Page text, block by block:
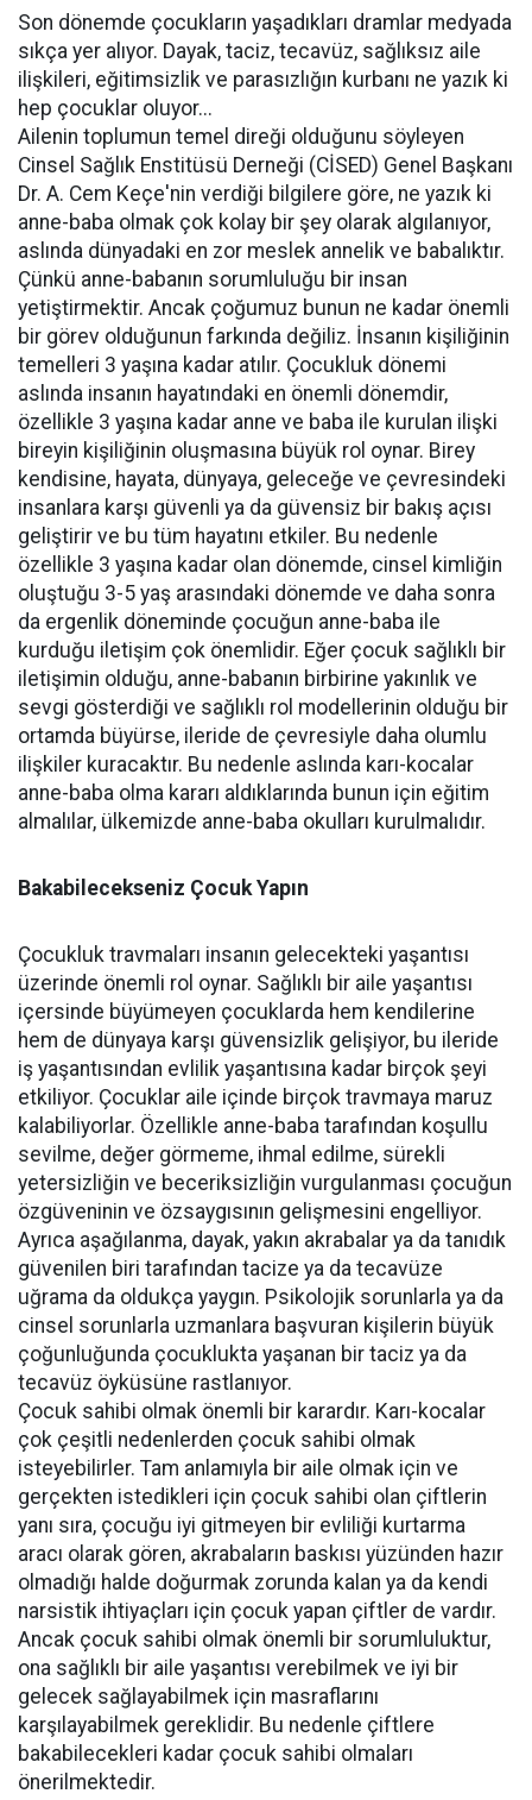
Son dönemde çocukların yaşadıkları dramlar medyada
sıkça yer alıyor. Dayak, taciz, tecavüz, sağlıksız aile
ilişkileri, eğitimsizlik ve parasızlığın kurbanı ne yazık ki
hep çocuklar oluyor...
Ailenin toplumun temel direği olduğunu söyleyen
Cinsel Sağlık Enstitüsü Derneği (CİSED) Genel Başkanı
Dr. A. Cem Keçe'nin verdiği bilgilere göre, ne yazık ki
anne-baba olmak çok kolay bir şey olarak algılanıyor,
aslında dünyadaki en zor meslek annelik ve babalıktır.
Çünkü anne-babanın sorumluluğu bir insan
yetiştirmektir. Ancak çoğumuz bunun ne kadar önemli
bir görev olduğunun farkında değiliz. İnsanın kişiliğinin
temelleri 3 yaşına kadar atılır. Çocukluk dönemi
aslında insanın hayatındaki en önemli dönemdir,
özellikle 3 yaşına kadar anne ve baba ile kurulan ilişki
bireyin kişiliğinin oluşmasına büyük rol oynar. Birey
kendisine, hayata, dünyaya, geleceğe ve çevresindeki
insanlara karşı güvenli ya da güvensiz bir bakış açısı
geliştirir ve bu tüm hayatını etkiler. Bu nedenle
özellikle 3 yaşına kadar olan dönemde, cinsel kimliğin
oluştuğu 3-5 yaş arasındaki dönemde ve daha sonra
da ergenlik döneminde çocuğun anne-baba ile
kurduğu iletişim çok önemlidir. Eğer çocuk sağlıklı bir
iletişimin olduğu, anne-babanın birbirine yakınlık ve
sevgi gösterdiği ve sağlıklı rol modellerinin olduğu bir
ortamda büyürse, ileride de çevresiyle daha olumlu
ilişkiler kuracaktır. Bu nedenle aslında karı-kocalar
anne-baba olma kararı aldıklarında bunun için eğitim
almalılar, ülkemizde anne-baba okulları kurulmalıdır.
Bakabilecekseniz Çocuk Yapın
Çocukluk travmaları insanın gelecekteki yaşantısı
üzerinde önemli rol oynar. Sağlıklı bir aile yaşantısı
içersinde büyümeyen çocuklarda hem kendilerine
hem de dünyaya karşı güvensizlik gelişiyor, bu ileride
iş yaşantısından evlilik yaşantısına kadar birçok şeyi
etkiliyor. Çocuklar aile içinde birçok travmaya maruz
kalabiliyorlar. Özellikle anne-baba tarafından koşullu
sevilme, değer görmeme, ihmal edilme, sürekli
yetersizliğin ve beceriksizliğin vurgulanması çocuğun
özgüveninin ve özsaygısının gelişmesini engelliyor.
Ayrıca aşağılanma, dayak, yakın akrabalar ya da tanıdık
güvenilen biri tarafından tacize ya da tecavüze
uğrama da oldukça yaygın. Psikolojik sorunlarla ya da
cinsel sorunlarla uzmanlara başvuran kişilerin büyük
çoğunluğunda çocuklukta yaşanan bir taciz ya da
tecavüz öyküsüne rastlanıyor.
Çocuk sahibi olmak önemli bir karardır. Karı-kocalar
çok çeşitli nedenlerden çocuk sahibi olmak
isteyebilirler. Tam anlamıyla bir aile olmak için ve
gerçekten istedikleri için çocuk sahibi olan çiftlerin
yanı sıra, çocuğu iyi gitmeyen bir evliliği kurtarma
aracı olarak gören, akrabaların baskısı yüzünden hazır
olmadığı halde doğurmak zorunda kalan ya da kendi
narsistik ihtiyaçları için çocuk yapan çiftler de vardır.
Ancak çocuk sahibi olmak önemli bir sorumluluktur,
ona sağlıklı bir aile yaşantısı verebilmek ve iyi bir
gelecek sağlayabilmek için masraflarını
karşılayabilmek gereklidir. Bu nedenle çiftlere
bakabilecekleri kadar çocuk sahibi olmaları
önerilmektedir.